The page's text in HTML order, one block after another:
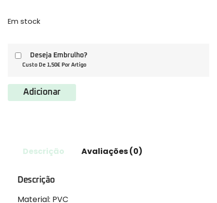
Em stock
Deseja Embrulho?
Custo De 1,50€ Por Artigo
Adicionar
Descrição Avaliações (0)
Descrição
Material: PVC